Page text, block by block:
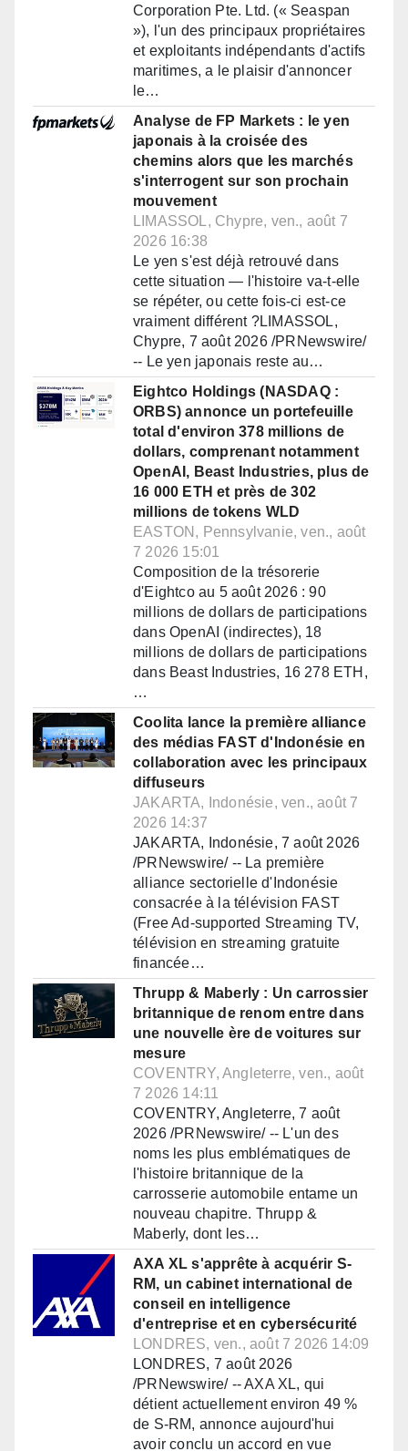
Corporation Pte. Ltd. (« Seaspan
»), l'un des principaux propriétaires
et exploitants indépendants d'actifs
maritimes, a le plaisir d'annoncer
le…
Analyse de FP Markets : le yen
japonais à la croisée des
chemins alors que les marchés
s'interrogent sur son prochain
mouvement
LIMASSOL, Chypre, ven., août 7
2026 16:38
Le yen s'est déjà retrouvé dans
cette situation — l'histoire va-t-elle
se répéter, ou cette fois-ci est-ce
vraiment différent ?LIMASSOL,
Chypre, 7 août 2026 /PRNewswire/
-- Le yen japonais reste au…
Eightco Holdings (NASDAQ :
ORBS) annonce un portefeuille
total d'environ 378 millions de
dollars, comprenant notamment
OpenAI, Beast Industries, plus de
16 000 ETH et près de 302
millions de tokens WLD
EASTON, Pennsylvanie, ven., août
7 2026 15:01
Composition de la trésorerie
d'Eightco au 5 août 2026 : 90
millions de dollars de participations
dans OpenAI (indirectes), 18
millions de dollars de participations
dans Beast Industries, 16 278 ETH,
…
Coolita lance la première alliance
des médias FAST d'Indonésie en
collaboration avec les principaux
diffuseurs
JAKARTA, Indonésie, ven., août 7
2026 14:37
JAKARTA, Indonésie, 7 août 2026
/PRNewswire/ -- La première
alliance sectorielle d'Indonésie
consacrée à la télévision FAST
(Free Ad-supported Streaming TV,
télévision en streaming gratuite
financée…
Thrupp & Maberly : Un carrossier
britannique de renom entre dans
une nouvelle ère de voitures sur
mesure
COVENTRY, Angleterre, ven., août
7 2026 14:11
COVENTRY, Angleterre, 7 août
2026 /PRNewswire/ -- L'un des
noms les plus emblématiques de
l'histoire britannique de la
carrosserie automobile entame un
nouveau chapitre. Thrupp &
Maberly, dont les…
AXA XL s'apprête à acquérir S-
RM, un cabinet international de
conseil en intelligence
d'entreprise et en cybersécurité
LONDRES, ven., août 7 2026 14:09
LONDRES, 7 août 2026
/PRNewswire/ -- AXA XL, qui
détient actuellement environ 49 %
de S-RM, annonce aujourd'hui
avoir conclu un accord en vue